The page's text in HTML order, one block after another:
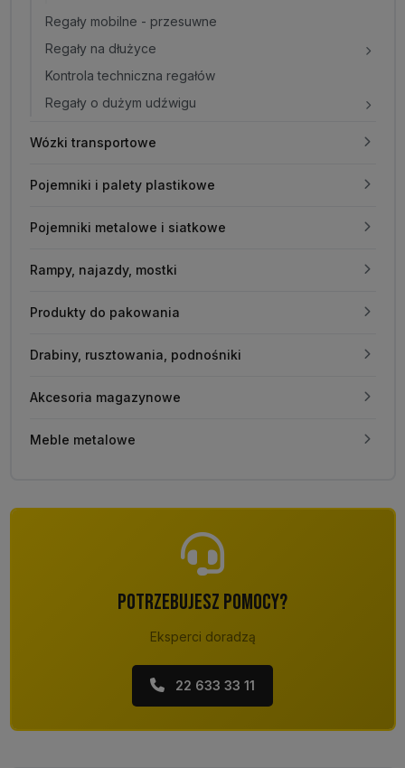
Regały mobilne - przesuwne
Regały na dłużyce
Kontrola techniczna regałów
Regały o dużym udźwigu
Wózki transportowe
Pojemniki i palety plastikowe
Pojemniki metalowe i siatkowe
Rampy, najazdy, mostki
Produkty do pakowania
Drabiny, rusztowania, podnośniki
Akcesoria magazynowe
Meble metalowe
POTRZEBUJESZ POMOCY?
Eksperci doradzą
22 633 33 11